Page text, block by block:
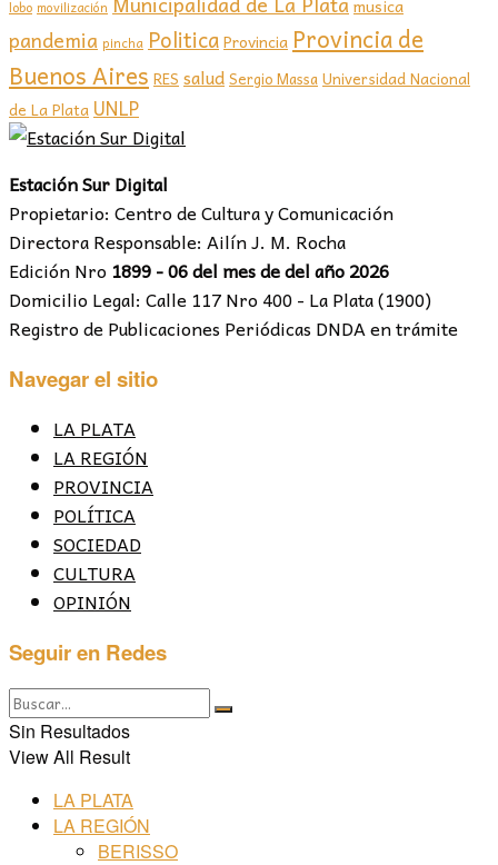
lobo movilización musica
pandemia pincha PoliticaProvincia Provincia de
Buenos Aires RES saludSergio MassaUniversidad Nacional
de La Plata UNLP
Estación Sur Digital
Propietario: Centro de Cultura y Comunicación
Directora Responsable: Ailín J. M. Rocha
Edición Nro 1899 - 06 del mes de del año 2026
Domicilio Legal: Calle 117 Nro 400 - La Plata (1900)
Registro de Publicaciones Periódicas DNDA en trámite
Navegar el sitio
LA PLATA
LA REGIÓN
PROVINCIA
POLÍTICA
SOCIEDAD
CULTURA
OPINIÓN
Seguir en Redes
Sin Resultados
View All Result
LA PLATA
LA REGIÓN
BERISSO